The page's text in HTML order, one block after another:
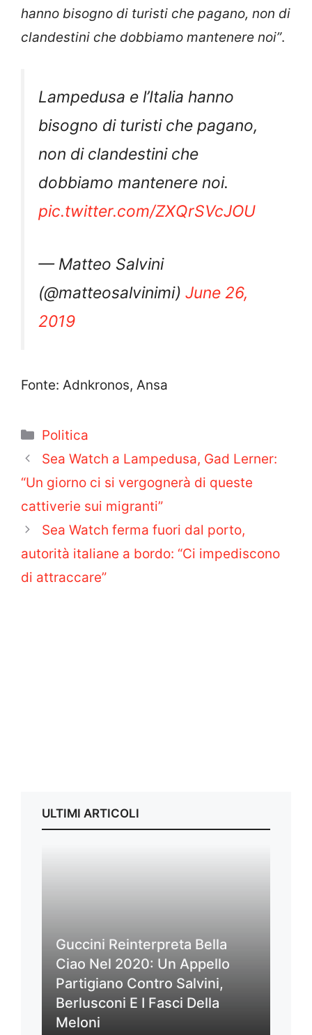
hanno bisogno di turisti che pagano, non di
clandestini che dobbiamo mantenere noi”.
Lampedusa e l’Italia hanno
bisogno di turisti che pagano,
non di clandestini che
dobbiamo mantenere noi.
pic.twitter.com/ZXQrSVcJOU
— Matteo Salvini
(@matteosalvinimi) June 26,
2019
Fonte: Adnkronos, Ansa
Categorie
Politica
Sea Watch a Lampedusa, Gad Lerner:
“Un giorno ci si vergognerà di queste
cattiverie sui migranti”
Sea Watch ferma fuori dal porto,
autorità italiane a bordo: “Ci impediscono
di attraccare”
ULTIMI ARTICOLI
Guccini Reinterpreta Bella
Ciao Nel 2020: Un Appello
Partigiano Contro Salvini,
Berlusconi E I Fasci Della
Meloni